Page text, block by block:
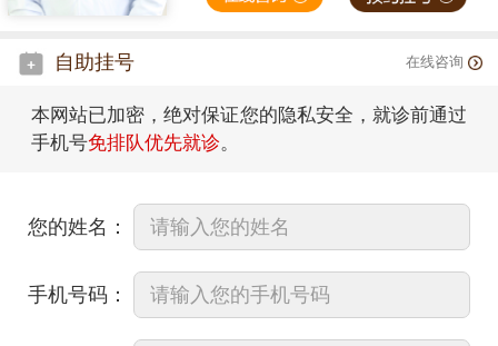
自助挂号 在线咨询
本网站已加密，绝对保证您的隐私安全，就诊前通过
手机号免排队优先就诊。
您的姓名：
手机号码：